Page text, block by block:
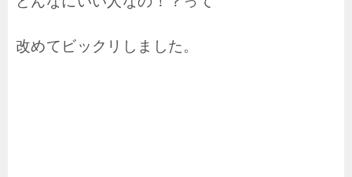
改めてビックリしました。